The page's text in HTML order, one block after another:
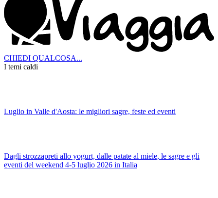
CHIEDI QUALCOSA...
I temi caldi
Luglio in Valle d'Aosta: le migliori sagre, feste ed eventi
Dagli strozzapreti allo yogurt, dalle patate al miele, le sagre e gli
eventi del weekend 4-5 luglio 2026 in Italia